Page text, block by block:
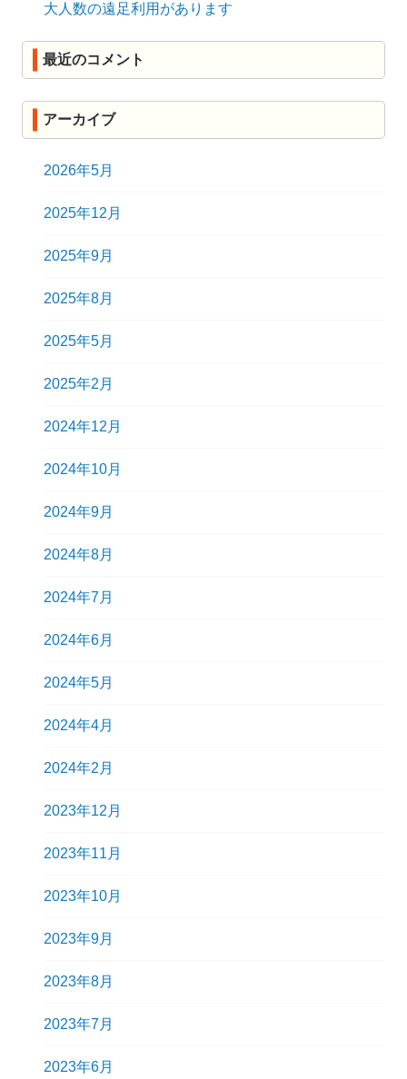
大人数の遠足利用があります
最近のコメント
アーカイブ
2026年5月
2025年12月
2025年9月
2025年8月
2025年5月
2025年2月
2024年12月
2024年10月
2024年9月
2024年8月
2024年7月
2024年6月
2024年5月
2024年4月
2024年2月
2023年12月
2023年11月
2023年10月
2023年9月
2023年8月
2023年7月
2023年6月